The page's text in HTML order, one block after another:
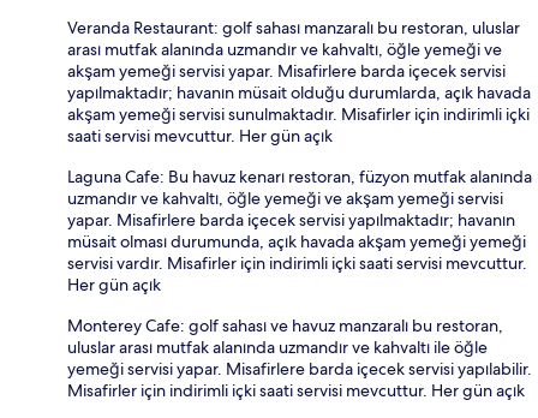
Veranda Restaurant: golf sahası manzaralı bu restoran, uluslar
arası mutfak alanında uzmandır ve kahvaltı, öğle yemeği ve
akşam yemeği servisi yapar. Misafirlere barda içecek servisi
yapılmaktadır; havanın müsait olduğu durumlarda, açık havada
akşam yemeği servisi sunulmaktadır. Misafirler için indirimli içki
saati servisi mevcuttur. Her gün açık
Laguna Cafe: Bu havuz kenarı restoran, füzyon mutfak alanında
uzmandır ve kahvaltı, öğle yemeği ve akşam yemeği servisi
yapar. Misafirlere barda içecek servisi yapılmaktadır; havanın
müsait olması durumunda, açık havada akşam yemeği yemeği
servisi vardır. Misafirler için indirimli içki saati servisi mevcuttur.
Her gün açık
Monterey Cafe: golf sahası ve havuz manzaralı bu restoran,
uluslar arası mutfak alanında uzmandır ve kahvaltı ile öğle
yemeği servisi yapar. Misafirlere barda içecek servisi yapılabilir.
Misafirler için indirimli içki saati servisi mevcuttur. Her gün açık